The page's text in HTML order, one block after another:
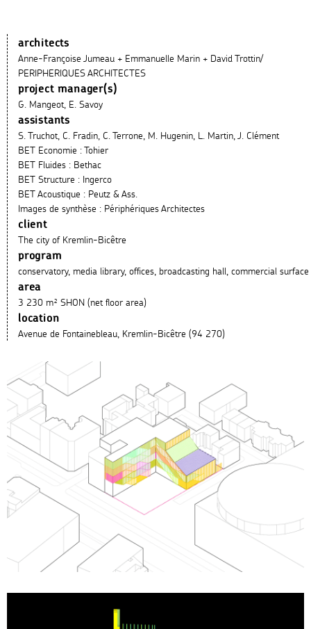
architects
Anne-Françoise Jumeau + Emmanuelle Marin + David Trottin/
PERIPHERIQUES ARCHITECTES
project manager(s)
G. Mangeot, E. Savoy
assistants
S. Truchot, C. Fradin, C. Terrone, M. Hugenin, L. Martin, J. Clément
BET Economie : Tohier
BET Fluides : Bethac
BET Structure : Ingerco
BET Acoustique : Peutz & Ass.
Images de synthèse : Périphériques Architectes
client
The city of Kremlin-Bicêtre
program
conservatory, media library, offices, broadcasting hall, commercial surface
area
3 230 m² SHON (net floor area)
location
Avenue de Fontainebleau, Kremlin-Bicêtre (94 270)